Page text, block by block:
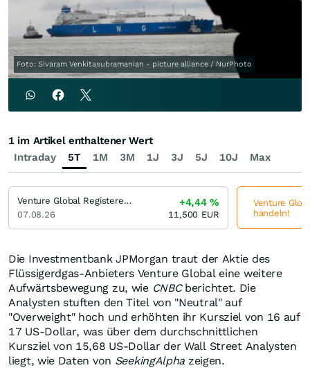
Foto: Sivaram Venkitasubramanian - picture alliance / NurPhoto
Die Investmentbank JPMorgan traut der Aktie des
Flüssigerdgas-Anbieters Venture Global eine weitere
Aufwärtsbewegung zu, wie CNBCberichtet. Die
Analysten stuften den Titel von "Neutral" auf
"Overweight" hoch und erhöhten ihr Kursziel von 16 auf
17 US-Dollar, was über dem durchschnittlichen
Kursziel von 15,68 US-Dollar der Wall Street Analysten
liegt, wie Daten von SeekingAlpha zeigen.
Intraday 5T 1M 3M 1J 3J 5J 10J Max
1 im Artikel enthaltener Wert
Venture Global Registered (A)
07.08.26
+4,44%
11,500 EUR
Venture
handeln!